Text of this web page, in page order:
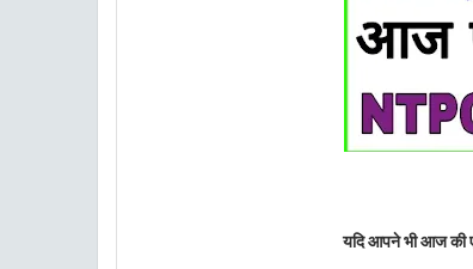
यदि आपने भी आज की